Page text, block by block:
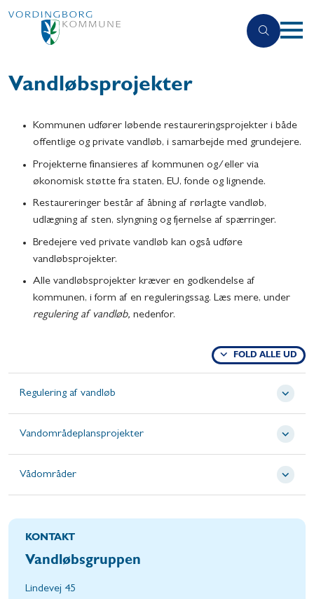
Vandløbsprojekter
Kommunen udfører løbende restaureringsprojekter i både
offentlige og private vandløb, i samarbejde med grundejere.
Projekterne finansieres af kommunen og/eller via
økonomisk støtte fra staten, EU, fonde og lignende.
Restaureringer består af åbning af rørlagte vandløb,
udlægning af sten, slyngning og fjernelse af spærringer.
Bredejere ved private vandløb kan også udføre
vandløbsprojekter.
Alle vandløbsprojekter kræver en godkendelse af
kommunen, i form af en reguleringssag. Læs mere, under
regulering af vandløb, nedenfor.
FOLD ALLE UD
Regulering af vandløb
Vandområdeplansprojekter
Vådområder
KONTAKT
Vandløbsgruppen
Lindevej 45